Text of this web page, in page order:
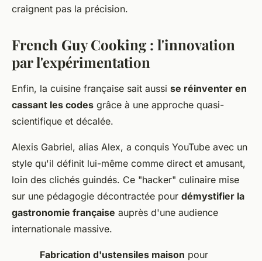
craignent pas la précision.
French Guy Cooking : l'innovation
par l'expérimentation
Enfin, la cuisine française sait aussi se réinventer en
cassant les codes grâce à une approche quasi-
scientifique et décalée.
Alexis Gabriel, alias Alex, a conquis YouTube avec un
style qu'il définit lui-même comme direct et amusant,
loin des clichés guindés. Ce "hacker" culinaire mise
sur une pédagogie décontractée pour démystifier la
gastronomie française auprès d'une audience
internationale massive.
Fabrication d'ustensiles maison pour